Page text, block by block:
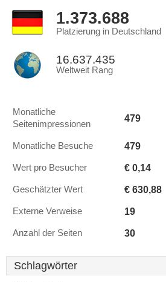
1.373.688
Platzierung in Deutschland
16.637.435
Weltweit Rang
Monatliche
Seitenimpressionen
479
Monatliche Besuche 479
Wert pro Besucher € 0,14
Geschätzter Wert € 630,88
Externe Verweise 19
Anzahl der Seiten 30
Schlagwörter